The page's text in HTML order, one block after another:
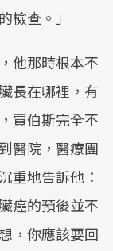
檢查。」
他那時根本不
長在哪裡，有
賈伯斯完全不
醫院，醫療團
重地告訴他：
癌的預後並不
，你應該要回